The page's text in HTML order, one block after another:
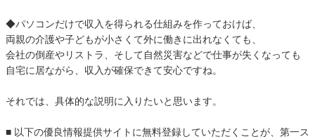
◆パソコンだけで収入を得られる仕組みを作っておけば、
両親の介護や子どもが小さくて外に働きに出れなくても、
会社の倒産やリストラ、そして自然災害などで仕事が失くなっても
自宅に居ながら、収入が確保できて安心ですね。
それでは、具体的な説明に入りたいと思います。
■ 以下の優良情報提供サイトに無料登録していただくことが、第一ス